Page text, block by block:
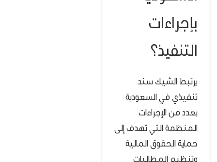
بإجراءات
التنفيذ؟
يرتبط الشيك سند
تنفيذي في السعودية
بعدد من الإجراءات
المنظمة التي تهدف إلى
حماية الحقوق المالية